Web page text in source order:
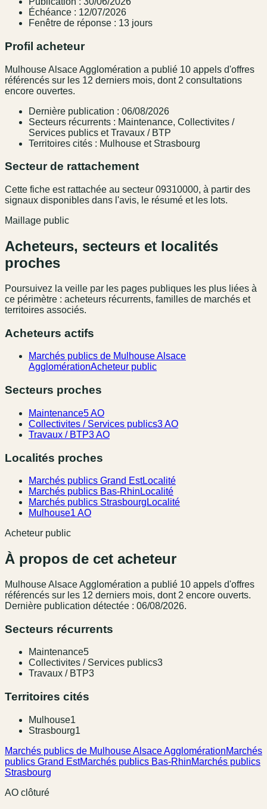
Échéance : 12/07/2026
Fenêtre de réponse : 13 jours
Profil acheteur
Mulhouse Alsace Agglomération a publié 10 appels d'offres
référencés sur les 12 derniers mois, dont 2 consultations
encore ouvertes.
Dernière publication : 06/08/2026
Secteurs récurrents : Maintenance, Collectivites /
Services publics et Travaux / BTP
Territoires cités : Mulhouse et Strasbourg
Secteur de rattachement
Cette fiche est rattachée au secteur 09310000, à partir des
signaux disponibles dans l'avis, le résumé et les lots.
Maillage public
Acheteurs, secteurs et localités
proches
Poursuivez la veille par les pages publiques les plus liées à
ce périmètre : acheteurs récurrents, familles de marchés et
territoires associés.
Acheteurs actifs
Marchés publics de Mulhouse Alsace
AgglomérationAcheteur public
Secteurs proches
Maintenance5 AO
Collectivites / Services publics3 AO
Travaux / BTP3 AO
Localités proches
Marchés publics Grand EstLocalité
Marchés publics Bas-Rhin Localité
Marchés publics Strasbourg Localité
Mulhouse1 AO
Acheteur public
À propos de cet acheteur
Mulhouse Alsace Agglomération a publié 10 appel s d'offres
référencés sur les 12 derniers mois, dont 2 encore ouverts.
Dernière publication détectée : 06/08/2026.
Secteurs récurrents
Maintenance5
Collectivites / Services publics3
Travaux / BTP3
Territoires cités
Mulhouse1
Strasbourg1
Marchés publics de Mulhouse Alsace AgglomérationMarchés
publics Grand EstMarchés publics Bas-RhinMarchés publics
Strasbourg
AO clôturé